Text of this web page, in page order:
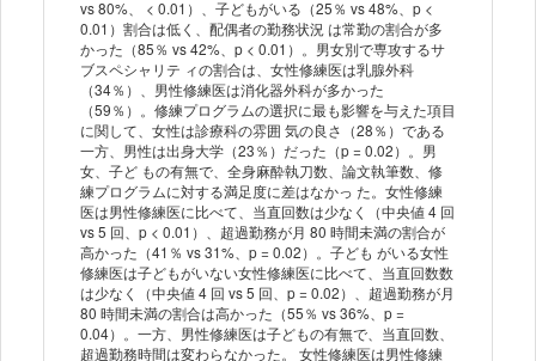
vs 80%、 < 0.01）、子どもがいる（25％ vs 48%、p <
0.01）割合は低く、配偶者の勤務状況 は常勤の割合が多
かった（85％ vs 42%、p < 0.01）。男女別で専攻するサ
ブスペシャリテ ィの割合は、女性修練医は乳腺外科
（34％）、男性修練医は消化器外科が多かった
（59％）。修練プログラムの選択に最も影響を与えた項目
に関して、女性は診療科の雰囲 気の良さ（28％）である
一方、男性は出身大学（23％）だった（p = 0.02）。男
女、子ど もの有無で、全身麻酔執刀数、論文執筆数、修
練プログラムに対する満足度に差はなかっ た。女性修練
医は男性修練医に比べて、当直回数は少なく（中央値 4 回
vs 5 回、p < 0.01）、超過勤務が月 80 時間未満の割合が
高かった（41％ vs 31%、p = 0.02）。子ども がいる女性
修練医は子どもがいない女性修練医に比べて、当直回数数
は少なく（中央値 4 回 vs 5 回、p = 0.02）、超過勤務が月
80 時間未満の割合は高かった（55％ vs 36%、p =
0.04）。一方、男性修練医は子どもの有無で、当直回数、
超過勤務時間は変わらなかった。 女性修練医は男性修練